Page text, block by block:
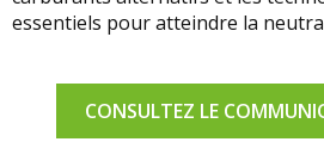
essentiels pour atteindre la
CONSULTEZ LE